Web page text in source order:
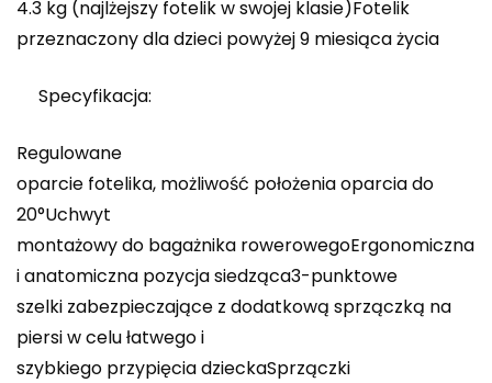
4.3 kg (najlżejszy fotelik w swojej klasie)Fotelik
przeznaczony dla dzieci powyżej 9 miesiąca życia
Specyfikacja:
Regulowane
oparcie fotelika, możliwość położenia oparcia do
20°Uchwyt
montażowy do bagażnika rowerowegoErgonomiczna
i anatomiczna pozycja siedząca3-punktowe
szelki zabezpieczające z dodatkową sprzączką na
piersi w celu łatwego i
szybkiego przypięcia dzieckaSprzączki